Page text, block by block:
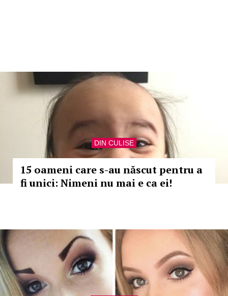
DIN CULISE
15 oameni care s-au născut pentru a
fi unici: Nimeni nu mai e ca ei!